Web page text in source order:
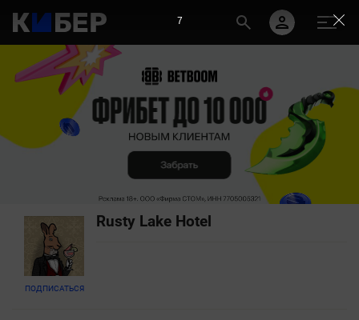
ПОДПИСАТЬСЯ
Rusty Lake Hotel
7